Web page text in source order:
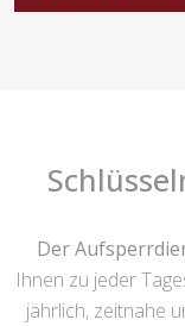
Der
Ihnen zu jeder
jährlich, zeitnahe